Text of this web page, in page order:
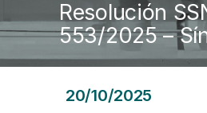
Resolución
553/2025 –
20/10/2025